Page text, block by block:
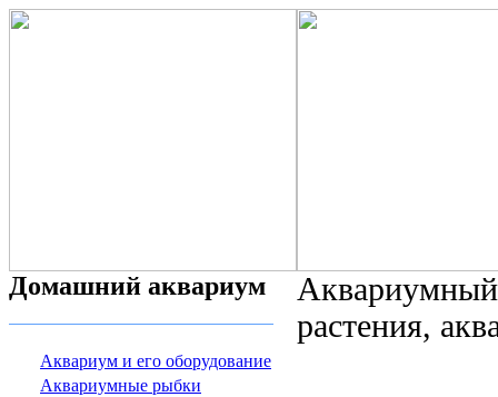
Домашний аквариум
Аквариум и его оборудование
Аквариумные рыбки
растения,